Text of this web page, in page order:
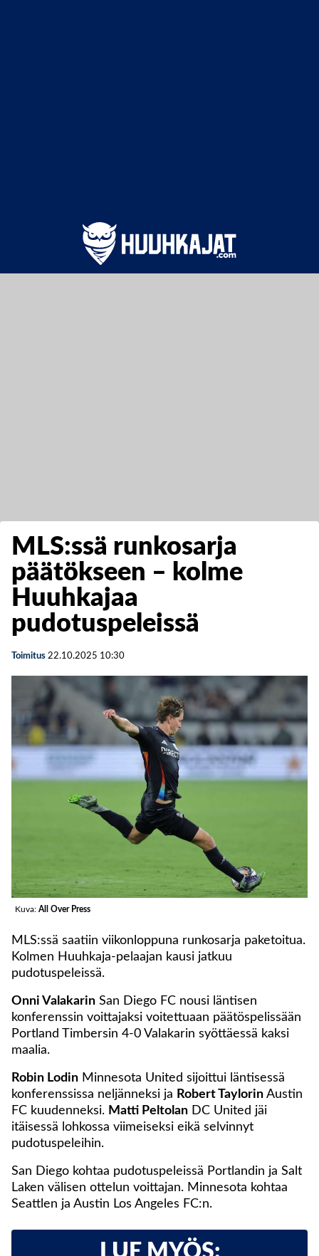
MLS:ssä runkosarja
päätökseen – kolme
Huuhkajaa
pudotuspeleissä
Toimitus 22.10.2025 10:30
Kuva: All Over Press
MLS:ssä saatiin viikonloppuna runkosarja paketoitua.
Kolmen Huuhkaja-pelaajan kausi jatkuu
pudotuspeleissä.
Onni Valakarin San Diego FC nousi läntisen
konferenssin voittajaksi voitettuaan päätöspelissään
Portland Timbersin 4-0 Valakarin syöttäessä kaksi
maalia.
Robin Lodin Minnesota United sijoittui läntisessä
konferenssissa neljänneksi ja Robert Taylorin Austin
FC kuudenneksi. Matti Peltolan DC United jäi
itäisessä lohkossa viimeiseksi eikä selvinnyt
pudotuspeleihin.
San Diego kohtaa pudotuspeleissä Portlandin ja Salt
Laken välisen ottelun voittajan. Minnesota kohtaa
Seattlen ja Austin Los Angeles FC:n.